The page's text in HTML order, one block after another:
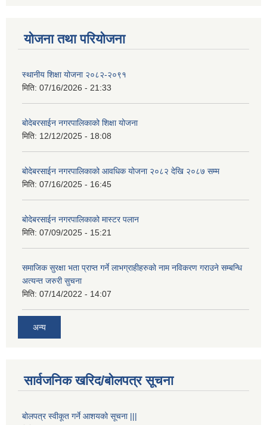
योजना तथा परियोजना
स्थानीय शिक्षा योजना २०८२-२०९१
मिति: 07/16/2026 - 21:33
बोदेबरसाईन नगरपालिकाको शिक्षा योजना
मिति: 12/12/2025 - 18:08
बोदेबरसाईन नगरपालिकाको आवधिक योजना २०८२ देखि २०८७ सम्म
मिति: 07/16/2025 - 16:45
बोदेबरसाईन नगरपालिकाको मास्टर पलान
मिति: 07/09/2025 - 15:21
समाजिक सुरक्षा भता प्राप्त गर्ने लाभग्राहीहरुको नाम नविकरण गराउने सम्बन्धि
अत्यन्त जरुरी सुचना
मिति: 07/14/2022 - 14:07
अन्य
सार्वजनिक खरिद/बोलपत्र सूचना
बोलपत्र स्वीकूत गर्ने आशयको सूचना |||